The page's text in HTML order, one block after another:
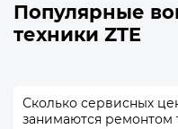
Популярные
техники ZTE
Сколько сервисных
занимаются ремонтом